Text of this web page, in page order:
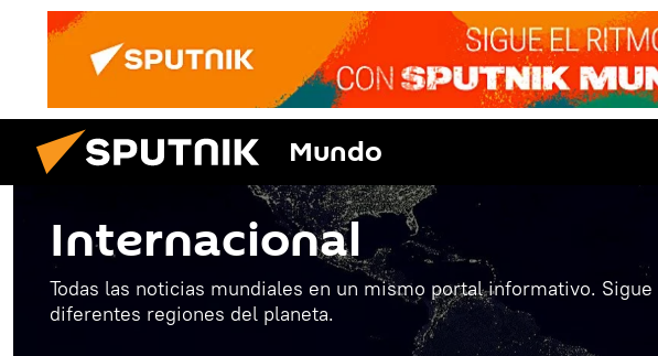
Mundo
Internacional
Todas las noticias mundiales en un mismo portal informativo.
diferentes regiones del planeta.